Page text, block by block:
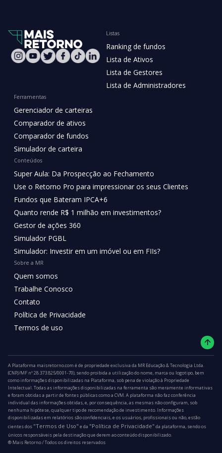
Listas
Ranking de fundos
Lista de Ativos
Lista de Gestores
Lista de Administradores
Ferramentas
Gerenciador de carteiras
Comparador de ativos
Comparador de fundos
Simulador de carteira
Conteúdos
Super Aula: Da Prospecção ao Fechamento
Use o Retorno Pro para impressionar os seus Clientes
Fundos que Bateram IPCA+6
Quanto rende R$ 1 milhão em investimentos?
Gestor de ações 360
Simulador PGBL
Simulador: Investir em um imóvel ou em FIIs?
Sobre a MR
Quem somos
Trabalhe Conosco
Contato
Política de Privacidade
Termos de uso
A Plataforma maisretorno.com é de propriedade exclusiva da MR Educação & Tecnologia Ltda.
(CNPJ/MF nº 28.373.825/0001-70), sendo proibida a utilização do nome, marca ou logotipo, bem
como informações disponibilizadas na Plataforma, sob pena de violação à Propriedade
Intelectual. Todas as informações disponibilizadas na ferramenta são meramente informativas
e foram obtidas a partir de fontes públicas como a CVM. A plataforma não faz conferência
individual das informações obtidas, e, por consequência, as mesmas não configuram, sob
nenhuma hipótese, qualquer tipo de recomendação de investimento. Informações
disponibilizadas em relatórios são confidenciais, e os usuários, profissionais ou não, estão
cientes dos "Termos de Uso" e da "Política de Privacidade" da plataforma, sendo os
únicos responsáveis pela destinação que derem ao conteúdo disponibilizado.
®️ Mais Retorno / Todos os direitos reservados